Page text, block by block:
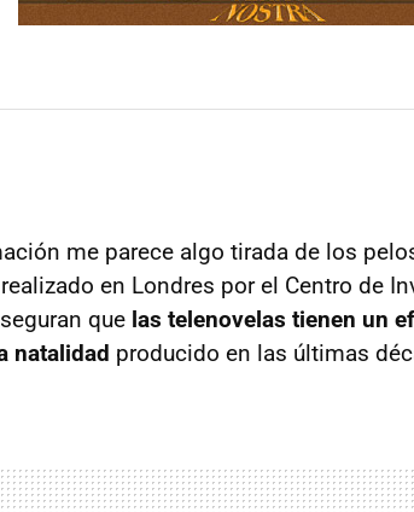
me parece algo tirada de los
en Londres por el Centro de
que las telenovelas tienen un
natalidad producido en las últimas